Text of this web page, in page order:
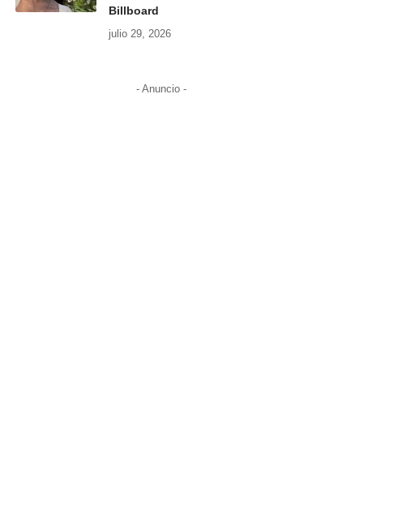
Billboard
julio 29, 2026
- Anuncio -